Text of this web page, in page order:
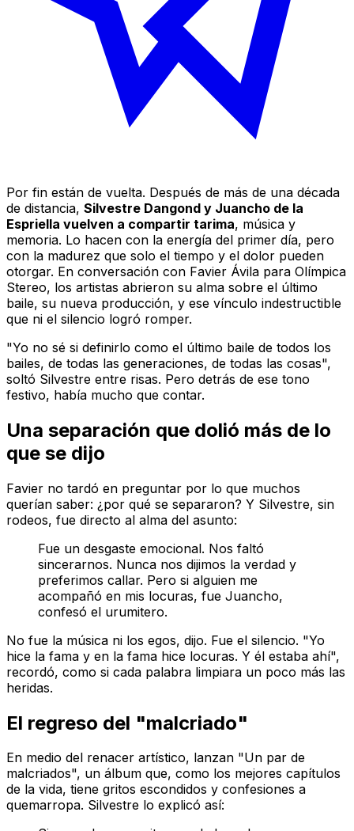
Por fin están de vuelta. Después de más de una década
de distancia, Silvestre Dangond y Juancho de la
Espriella vuelven a compartir tarima, música y
memoria. Lo hacen con la energía del primer día, pero
con la madurez que solo el tiempo y el dolor pueden
otorgar. En conversación con Favier Ávila para Olímpica
Stereo, los artistas abrieron su alma sobre el último
baile, su nueva producción, y ese vínculo indestructible
que ni el silencio logró romper.
"Yo no sé si definirlo como el último baile de todos los
bailes, de todas las generaciones, de todas las cosas",
soltó Silvestre entre risas. Pero detrás de ese tono
festivo, había mucho que contar.
Una separación que dolió más de lo
que se dijo
Favier no tardó en preguntar por lo que muchos
querían saber: ¿por qué se separaron? Y Silvestre, sin
rodeos, fue directo al alma del asunto:
Fue un desgaste emocional. Nos faltó
sincerarnos. Nunca nos dijimos la verdad y
preferimos callar. Pero si alguien me
acompañó en mis locuras, fue Juancho,
confesó el urumitero.
No fue la música ni los egos, dijo. Fue el silencio. "Yo
hice la fama y en la fama hice locuras. Y él estaba ahí",
recordó, como si cada palabra limpiara un poco más las
heridas.
El regreso del "malcriado"
En medio del renacer artístico, lanzan "Un par de
malcriados", un álbum que, como los mejores capítulos
de la vida, tiene gritos escondidos y confesiones a
quemarropa. Silvestre lo explicó así: